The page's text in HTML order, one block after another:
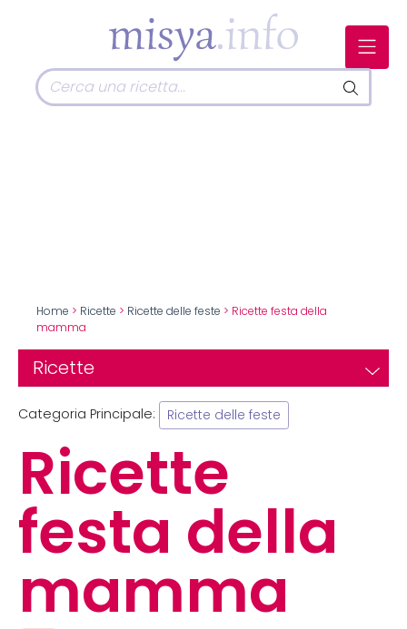
Home > Ricette > Ricette delle feste > Ricette festa della
mamma
Ricette
Categoria Principale: Ricette delle feste
Ricette
festa della
mamma